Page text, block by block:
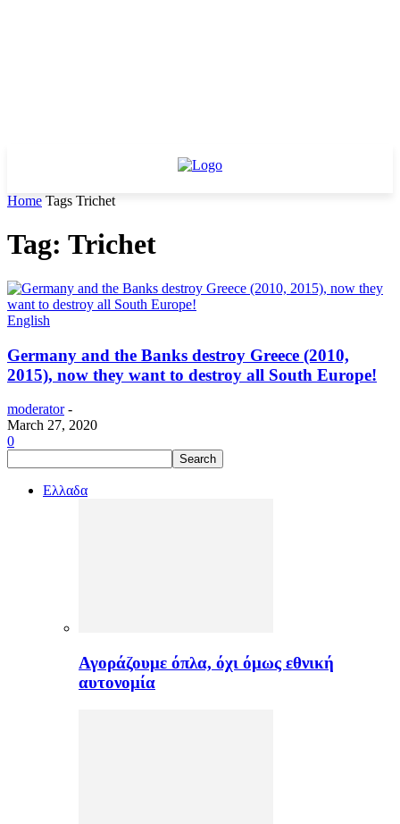
Home Tags Trichet
Tag: Trichet
English
Germany and the Banks destroy Greece (2010,
2015), now they want to destroy all South Europe!
moderator -
March 27, 2020
0
Ελλαδα
Αγοράζουμε όπλα, όχι όμως εθνική
αυτονομία